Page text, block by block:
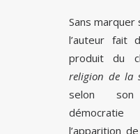
Sans marquer
l’auteur fait
produit du
religion de la
selon son
l’apparition